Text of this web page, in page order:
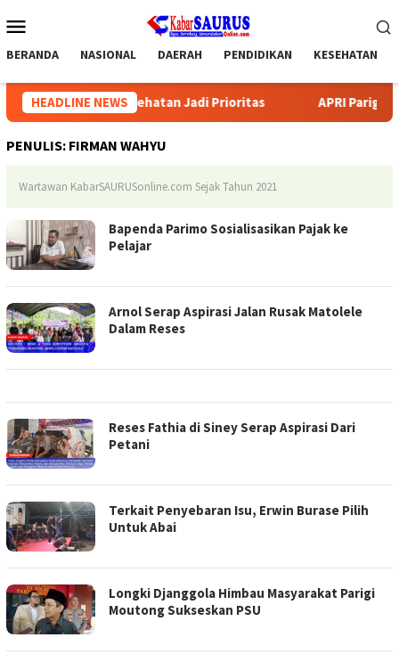
ke
Mobile
BERANDA NASIONAL DAERAH PENDIDIKAN KESEHATAN
HEADLINE NEWS
dan Kesehatan Jadi Prioritas APRI Parigi
PENULIS: FIRMAN WAHYU
Wartawan KabarSAURUSonline.com Sejak Tahun 2021
Bapenda Parimo Sosialisasikan Pajak ke
Pelajar
Arnol Serap Aspirasi Jalan Rusak Matolele
Dalam Reses
Reses Fathia di Siney Serap Aspirasi Dari
Petani
Terkait Penyebaran Isu, Erwin Burase Pilih
Untuk Abai
Longki Djanggola Himbau Masyarakat Parigi
Moutong Sukseskan PSU